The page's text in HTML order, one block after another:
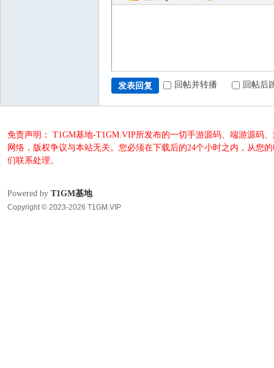
发表回复 回帖并转播 回帖后
免责声明： T1GM基地-T1GM.VIP所发布的一切手游源码、端游源码
网络，版权争议与本站无关。您必须在下载后的24个小时之内，从您
们联系处理。
Powered by T1GM基地
Copyright © 2023-2026 T1GM.VIP